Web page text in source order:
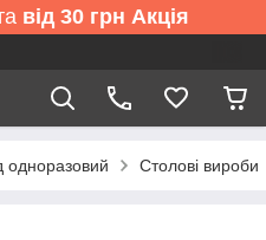
від 30 грн Акція
одноразовий Столові вироби